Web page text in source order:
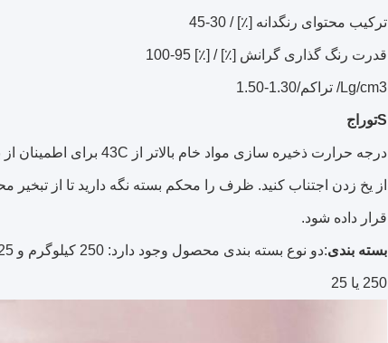
ترکیب محتوای رنگدانه [٪] / 30-45
قدرت رنگ گذاری گرانش [٪] / [٪] 95-100
Lg/cm3/ تراکم/1.30-1.50
Sتوراج
درجه حرارت ذخیره سازی مواد خام بالاتر از 43C برای اطمینان از بهترین نتایج،
از یخ زدن اجتناب کنید. ظرف را محکم بسته نگه دارید تا از
قرار داده شود.
بسته بندی:دو نوع بسته بندی محصول وجود دارد: 250 کیلوگرم و 25 کیلوگرم.
250 یا 25